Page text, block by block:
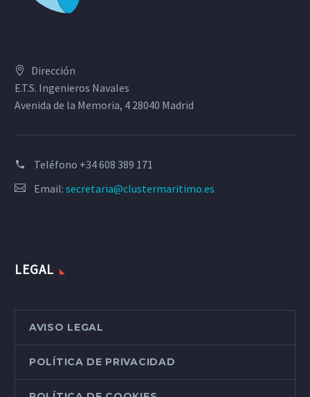
Dirección
E.T.S. Ingenieros Navales
Avenida de la Memoria, 4 28040 Madrid
Teléfono +34 608 389 171
Email: secretaria@clustermaritimo.es
LEGAL
AVISO LEGAL
POLÍTICA DE PRIVACIDAD